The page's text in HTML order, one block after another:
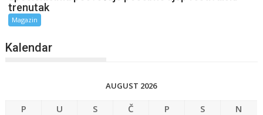
trenutak
Magazin
Kalendar
AUGUST 2026
P U S Č P S
N